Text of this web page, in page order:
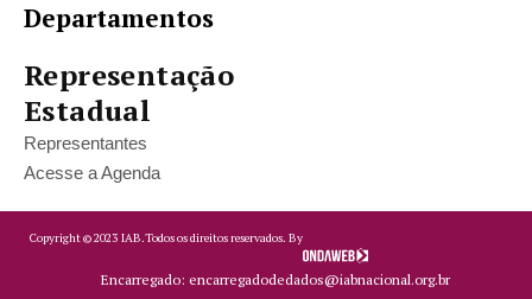
Departamentos
Representação
Estadual
Representantes
Acesse a Agenda
Copyright ©2023 IAB.Todos os direitos reservados. By
Encarregado: encarregadodedados@iabnacional.org.br